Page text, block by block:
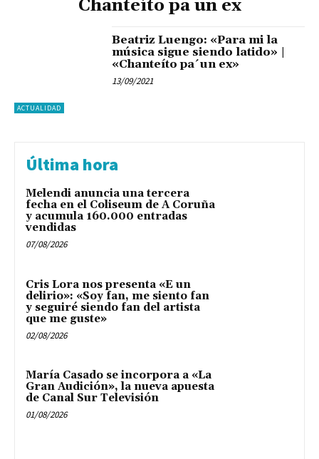
Chanteíto pa un ex
ACTUALIDAD
Beatriz Luengo: «Para mi la
música sigue siendo latido» |
«Chanteíto pa´un ex»
13/09/2021
Última hora
Melendi anuncia una tercera
fecha en el Coliseum de A Coruña
y acumula 160.000 entradas
vendidas
07/08/2026
Cris Lora nos presenta «E un
delirio»: «Soy fan, me siento fan
y seguiré siendo fan del artista
que me guste»
02/08/2026
María Casado se incorpora a «La
Gran Audición», la nueva apuesta
de Canal Sur Televisión
01/08/2026